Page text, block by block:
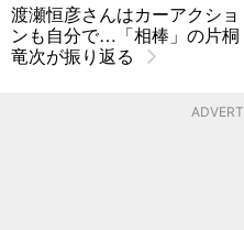
渡瀬恒彦さんはカーアクショ
ンも自分で…「相棒」の片桐
竜次が振り返る